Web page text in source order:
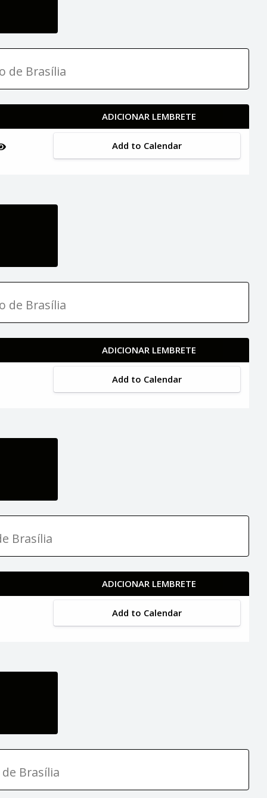
de Brasília
ADICIONAR LEMBRETE
Add to Calendar
de Brasília
ADICIONAR LEMBRETE
Add to Calendar
Brasília
ADICIONAR LEMBRETE
Add to Calendar
Brasília